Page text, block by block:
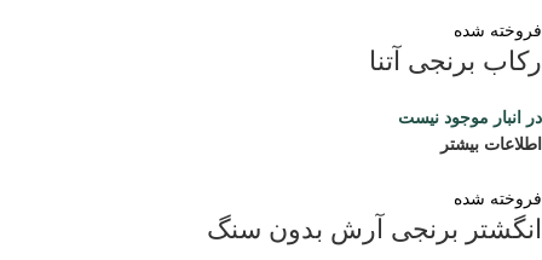
فروخته شده
رکاب برنجی آتنا
در انبار موجود نیست
اطلاعات بیشتر
فروخته شده
انگشتر برنجی آرش بدون سنگ